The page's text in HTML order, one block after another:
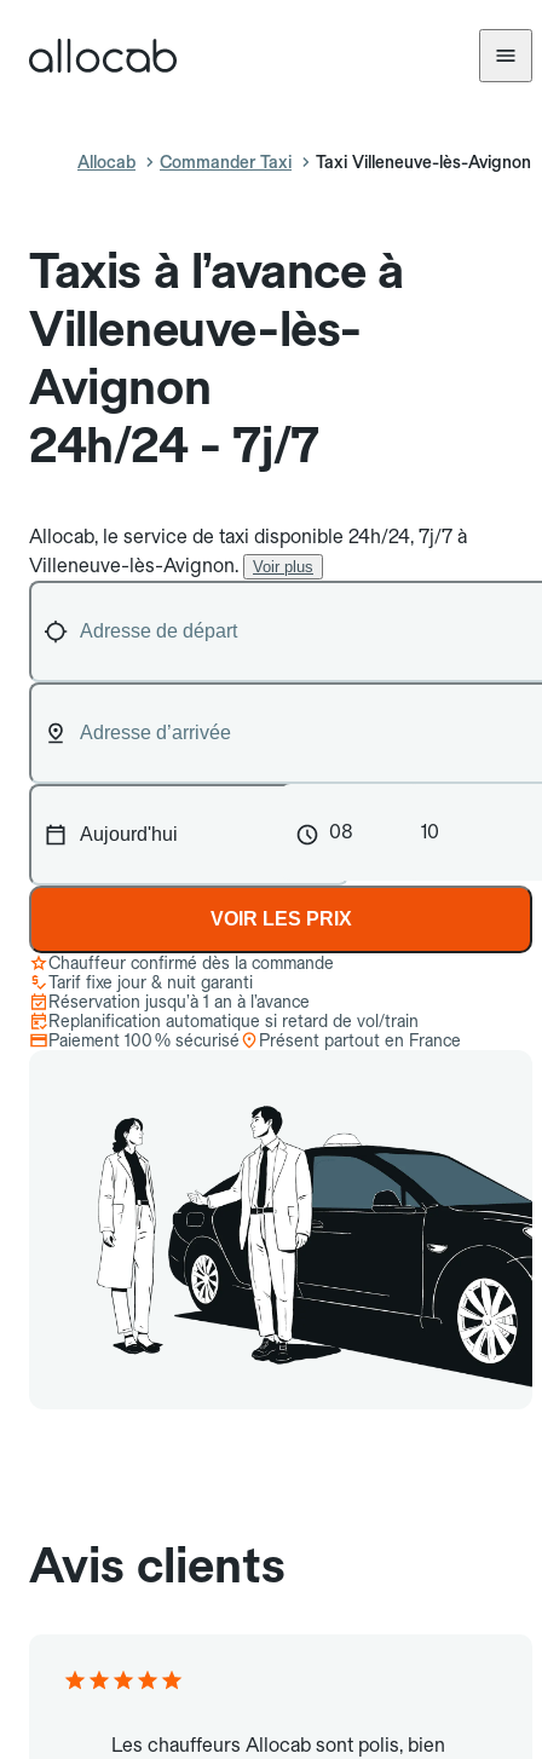
Allocab Commander Taxi Taxi Villeneuve-lès-Avignon
Taxis à l’avance à
Villeneuve-lès-
Avignon
24h/24 - 7j/7
Allocab, le service de taxi disponible 24h/24, 7j/7 à
Villeneuve-lès-Avignon.
Voir plus
08 10
VOIR LES PRIX
Chauffeur confirmé dès la commande
Tarif fixe jour & nuit garanti
Réservation jusqu’à 1 an à l’avance
Replanification automatique si retard de vol/train
Paiement 100 % sécurisé
Présent partout en France
Avis clients
Les chauffeurs Allocab sont polis, bien